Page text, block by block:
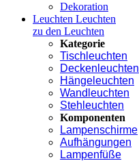
Dekoration
Leuchten Leuchten
zu den Leuchten
Kategorie
Tischleuchten
Deckenleuchten
Hängeleuchten
Wandleuchten
Stehleuchten
Komponenten
Lampenschirme
Aufhängungen
Lampenfüße